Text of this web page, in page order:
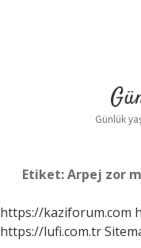
Günlük
Etiket:Arpej zor
https://kaziforum.com
https://lufi.com.tr